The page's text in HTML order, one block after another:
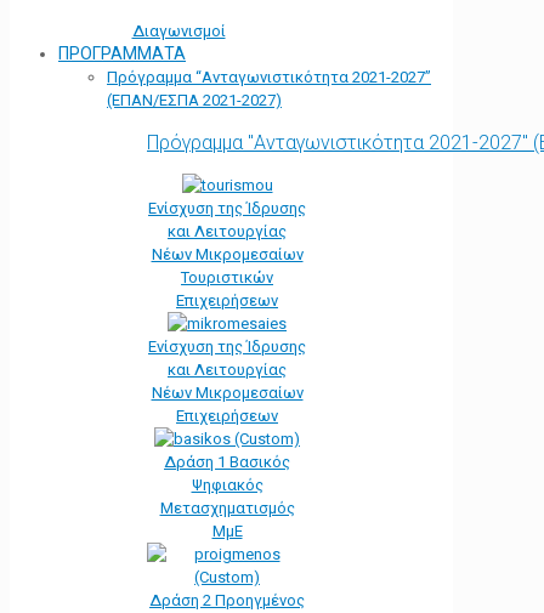
Διαγωνισμοί
ΠΡΟΓΡΑΜΜΑΤΑ
Πρόγραμμα “Ανταγωνιστικότητα 2021-2027”
(ΕΠΑΝ/ΕΣΠΑ 2021-2027)
Πρόγραμμα "Ανταγωνιστικότητα 2021-
Ενίσχυση της Ίδρυσης
και Λειτουργίας
Νέων Μικρομεσαίων
Τουριστικών
Επιχειρήσεων
Ενίσχυση της Ίδρυσης
και Λειτουργίας
Νέων Μικρομεσαίων
Επιχειρήσεων
Δράση 1 Βασικός
Ψηφιακός
Μετασχηματισμός
ΜμΕ
Δράση 2 Προηγμένος